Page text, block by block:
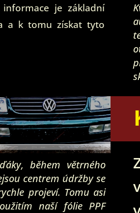
je základní
a k tomu získat tyto
během větrného
centrem údržby se
projeví. Tomu asi
naší fólie PPF